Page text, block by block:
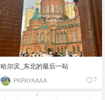
哈尔滨_东北的最后一站
PAPAYAAAA 7